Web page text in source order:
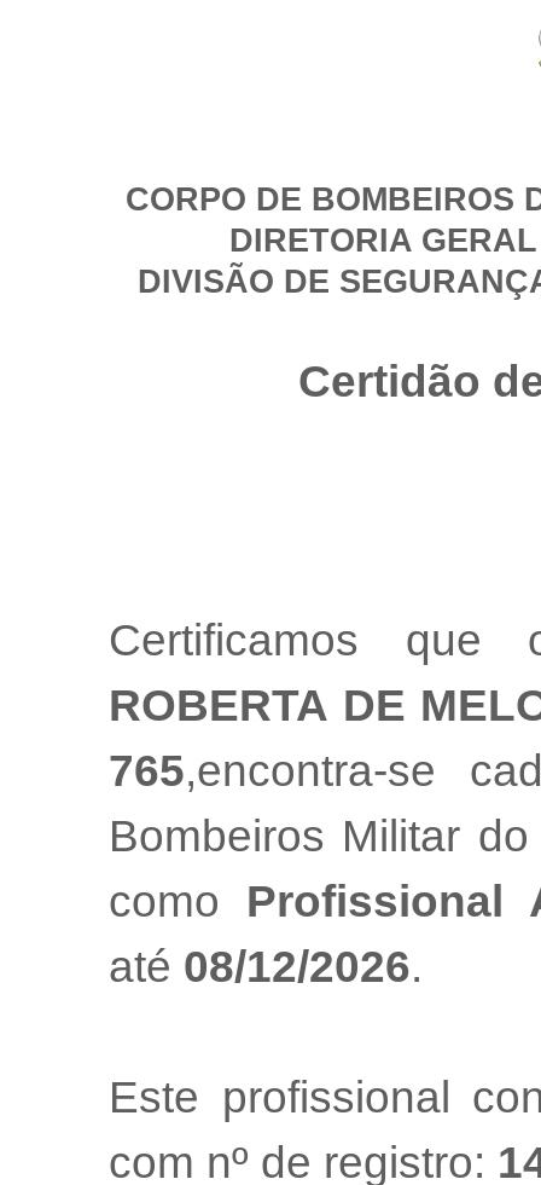
CORPO DE BOMBEIROS
DIRETORIA
DIVISÃO DE
Certidão
Certificamos
ROBERTA DE
765,encontra-se
Bombeiros Militar
como Profissional
até 08/12/2026.
Este profissional
com nº de registro: